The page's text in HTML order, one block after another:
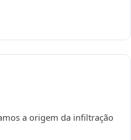
a origem da infiltração